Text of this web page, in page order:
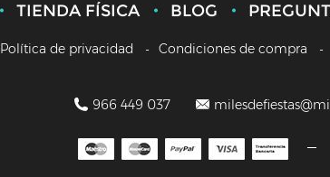
TIENDA FÍSICA BLOG
Política de privacidad Condiciones de compra
966 449 037